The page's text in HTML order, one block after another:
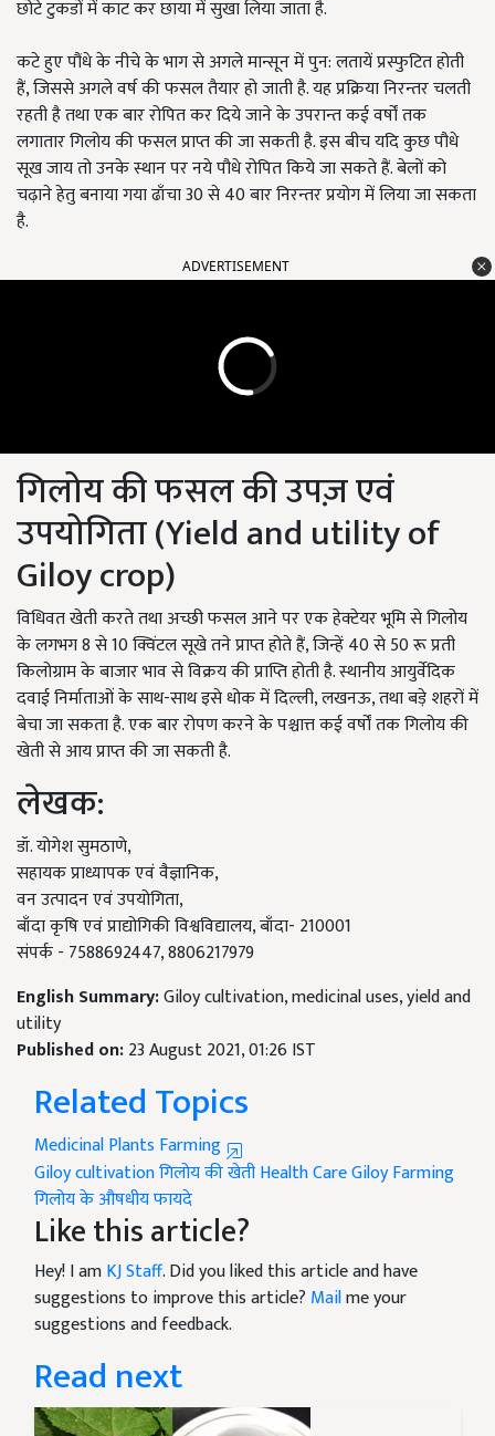
छोटे टुकडों में काट कर छाया में सुखा लिया जाता है.
कटे हुए पौंधे के नीचे के भाग से अगले मान्सून में पुन: लतायें प्रस्फुटित होती
हैं, जिससे अगले वर्ष की फसल तैयार हो जाती है. यह प्रक्रिया निरन्तर चलती
रहती है तथा एक बार रोपित कर दिये जाने के उपरान्त कई वर्षों तक
लगातार गिलोय की फसल प्राप्त की जा सकती है. इस बीच यदि कुछ पौधे
सूख जाय तो उनके स्थान पर नये पौधे रोपित किये जा सकते हैं. बेलों को
चढ़ाने हेतु बनाया गया ढाँचा 30 से 40 बार निरन्तर प्रयोग में लिया जा सकता
है.
ADVERTISEMENT
गिलोय की फसल की उपज़ एवं
उपयोगिता (Yield and utility of
Giloy crop)
विधिवत खेती करते तथा अच्छी फसल आने पर एक हेक्टेयर भूमि से गिलोय
के लगभग 8 से 10 क्विंटल सूखे तने प्राप्त होते हैं, जिन्हें 40 से 50 रू प्रती
किलोग्राम के बाजार भाव से विक्रय की प्राप्ति होती है. स्थानीय आयुर्वेदिक
दवाई निर्माताओं के साथ-साथ इसे धोक में दिल्ली, लखनऊ, तथा बड़े शहरों में
बेचा जा सकता है. एक बार रोपण करने के पश्चात्त कई वर्षों तक गिलोय की
खेती से आय प्राप्त की जा सकती है.
लेखक:
डॉ. योगेश सुमठाणे,
सहायक प्राध्यापक एवं वैज्ञानिक,
वन उत्पादन एवं उपयोगिता,
बाँदा कृषि एवं प्राद्योगिकी विश्वविद्यालय, बाँदा- 210001
संपर्क - 7588692447, 8806217979
English Summary:Giloy cultivation, medicinal uses, yield and
utility
Published on:23 August 2021, 01:26 IST
Related Topics
Medicinal Plants Farming
Giloy cultivationगिलोय की खेतीHealth CareGiloy Farming
गिलोय के औषधीय फायदे
Like this article?
Hey! I amKJ Staff. Did you liked this article and have
suggestions to improve this article? Mailme your
suggestions and feedback.
Read next